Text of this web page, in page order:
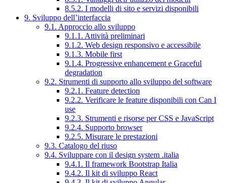
8.5.2. I modelli di sito e servizi disponibili
9. Sviluppo dell’interfaccia
9.1. Approccio allo sviluppo
9.1.1. Attività preliminari
9.1.2. Web design responsivo e accessibile
9.1.3. Mobile first
9.1.4. Progressive enhancement e Graceful
degradation
9.2. Strumenti di supporto allo sviluppo del software
9.2.1. Feature detection
9.2.2. Verificare le feature disponibili con Can I
use
9.2.3. Strumenti e risorse per CSS e JavaScript
9.2.4. Supporto browser
9.2.5. Misurare le prestazioni
9.3. Catalogo del riuso
9.4. Sviluppare con il design system .italia
9.4.1. Il framework Bootstrap Italia
9.4.2. Il kit di sviluppo React